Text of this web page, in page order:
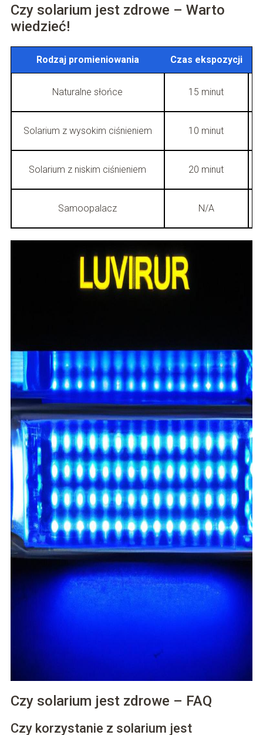
Czy solarium jest zdrowe – Warto
wiedzieć!
Rodzaj promieniowania Czas ekspozycji
Naturalne słońce 15 minut
Solarium z wysokim ciśnieniem 10 minut
Solarium z niskim ciśnieniem 20 minut
Samoopalacz N/A
Czy solarium jest zdrowe – FAQ
Czy korzystanie z solarium jest